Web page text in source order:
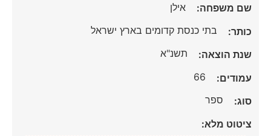
שם משפחה: אילן
כותר: בתי כנסת קדומים בארץ ישראל
שנת הוצאה: תשנ"א
עמודים: 66
סוג: ספר
ציטוט מלא: